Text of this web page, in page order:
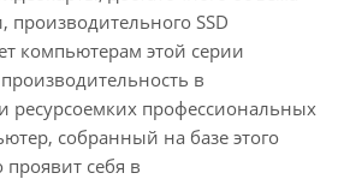
производительного SSD
компьютерам этой серии
в
ресурсоемких профессиональных
собранный на базе этого
проявит себя в